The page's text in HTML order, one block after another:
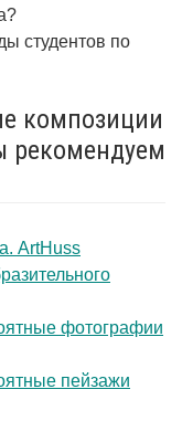
студентов по
композиции
рекомендуем
ArtHuss
фотографии
пейзажи